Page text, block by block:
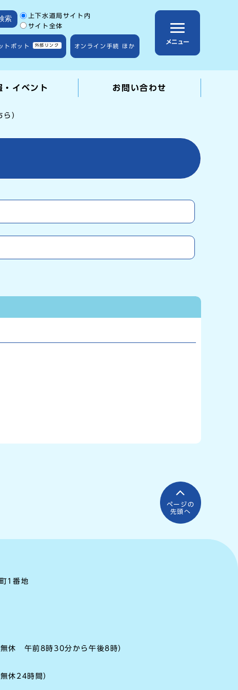
索 サイト内検索の範囲
上下水道局サイト内
サイト全体
トボット 外部リンク オンライン手続 ほか
メニュー
・イベント お問い合わせ
）
ページの
先頭へ
1番地
無休 午前8時30分から午後8時）
無休24時間）